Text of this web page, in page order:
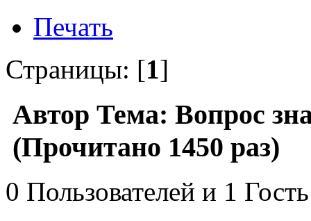
Печать
Страницы: [1]
Автор Тема: Вопрос
(Прочитано 1450 раз)
0 Пользователей и 1